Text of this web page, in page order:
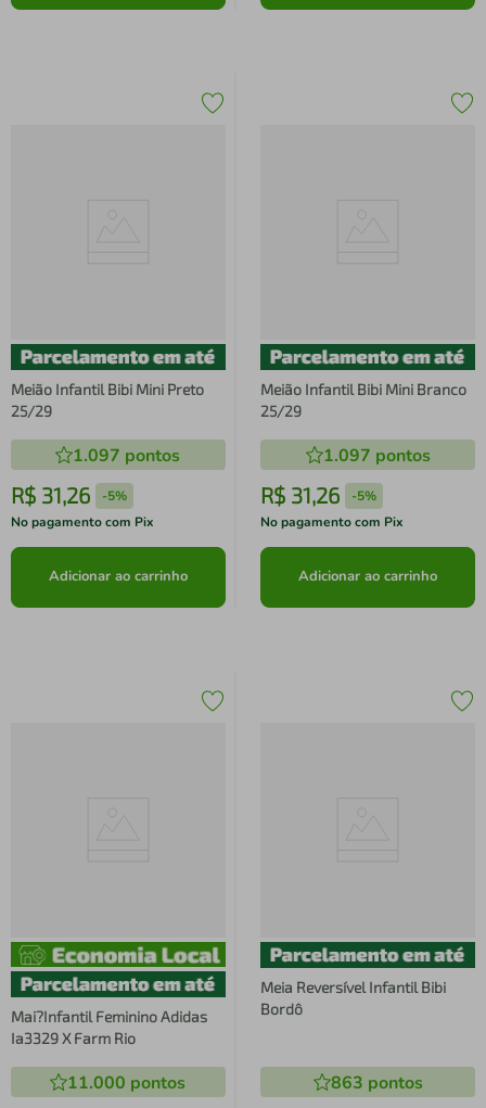
Meião Infantil Bibi Mini Preto
25/29
1.097 pontos
R$ 31,26 -5%
No pagamento com Pix
Adicionar ao carrinho
Meião Infantil Bibi Mini Branco
25/29
1.097 pontos
R$ 31,26 -5%
No pagamento com Pix
Adicionar ao carrinho
Mai?Infantil Feminino Adidas
Ia3329 X Farm Rio
11.000 pontos
Meia Reversível Infantil Bibi
Bordô
863 pontos